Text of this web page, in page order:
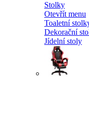
Stolky
Otevřít menu
Toaletní
Dekorační
Jídelní stoly